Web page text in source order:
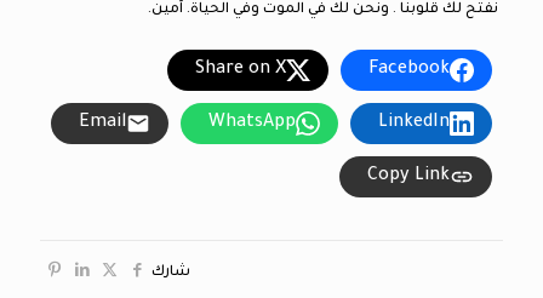
نفتح لك قلوبنا . ونحن لك في الموت وفي الحياة. آمين.
Facebook
Share on X
LinkedIn
WhatsApp
Email
Copy Link
شارك